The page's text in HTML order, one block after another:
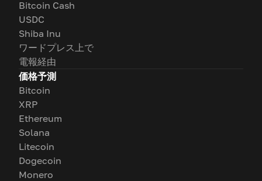
Bitcoin Cash
USDC
Shiba Inu
ワードプレス上で
電報経由
価格予測
Bitcoin
XRP
Ethereum
Solana
Litecoin
Dogecoin
Monero